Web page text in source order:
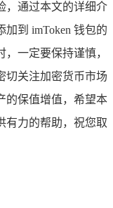
，通过本文的详细介
到 imToken 钱包的
一定要保持谨慎，
切关注加密货币市场
的保值增值，希望本
有力的帮助，祝您取